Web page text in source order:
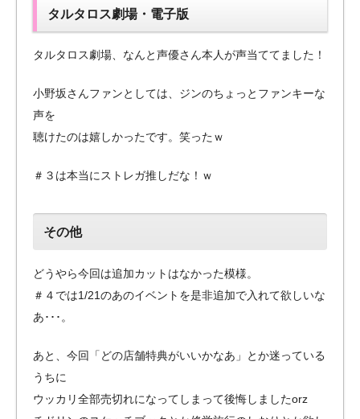
タルタロス劇場・電子版
タルタロス劇場、なんと声優さん本人が声当ててました！
小野坂さんファンとしては、ジンのちょっとファンキーな
声を
聴けたのは嬉しかったです。笑ったｗ
＃３は本当にストレガ推しだな！ｗ
その他
どうやら今回は追加カットはなかった模様。
＃４では1/21のあのイベントを是非追加で入れて欲しいな
あ･･･。
あと、今回「どの店舗特典がいいかなあ」とか迷っている
うちに
ウッカリ全部売切れになってしまって後悔しましたorz